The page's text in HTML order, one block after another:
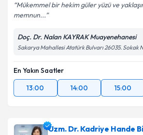
Mükemmel bir hekim güler yüzü ve
memnun...
Doç. Dr. Nalan KAYRAK Muayenehanesi
Sakarya Mahallesi Atatürk Bulvarı 26035. Sokak
En Yakın Saatler
13:00
14:00 15:00
Uzm. Dr. Kadriye Hande